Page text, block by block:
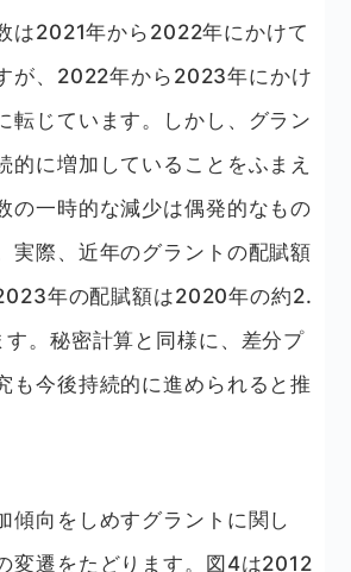
は2021年から2022年にかけて
が、2022年から2023年にかけ
転じています。しかし、グラン
的に増加していることをふまえ
の一時的な減少は偶発的なもの
実際、近年のグラントの配賦額
年の配賦額は2020年の約2.
。秘密計算と同様に、差分プ
も今後持続的に進められると推
傾向をしめすグラントに関し
変遷をたどります。図4は2012